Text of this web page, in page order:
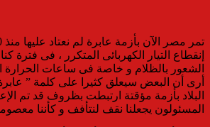
إنقطاع التيار الكهربائى المتكرر ، فى فترة
الشعور بالظلام و خاصة فى ساعات الحرارة
أرى أن البعض سيعلق كثيرا على كلمة ”
البلاد بأزمة مؤقتة ارتبطت بظروف قد تم
المسئولون يجعلنا نقف لنتأفف و كأننا